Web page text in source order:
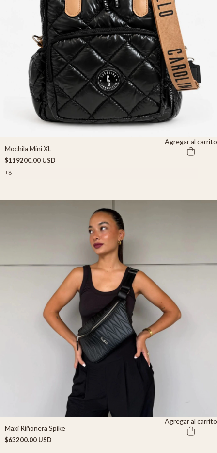
Mochila Mini XL
$119200.00 USD
+8
Agregar al carrito
Maxi Riñonera Spike
$63200.00 USD
Agregar al carrito